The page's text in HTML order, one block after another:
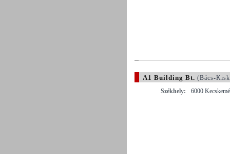
A1 Building Bt. (Bács-
Székhely:
6000